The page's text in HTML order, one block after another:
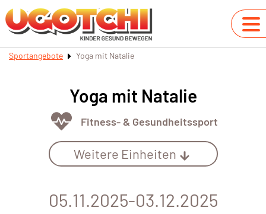
Sportangebote Yoga mit Natalie
Yoga mit Natalie
Fitness- & Gesundheitssport
Weitere Einheiten
05.11.2025-03.12.2025